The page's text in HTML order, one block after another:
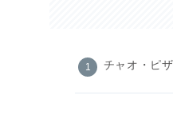
チャオ・ピ